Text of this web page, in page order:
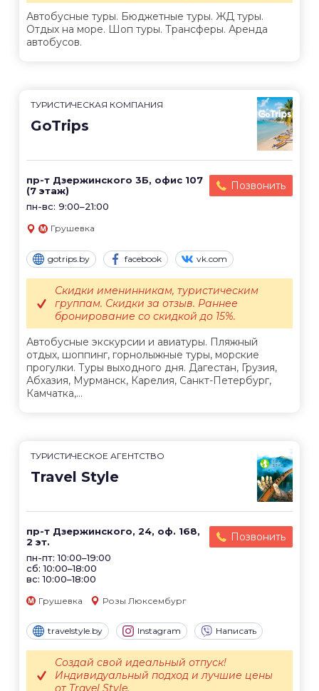
Автобусные туры. Бюджетные туры. ЖД туры.
Отдых на море. Шоп туры. Трансферы. Аренда
автобусов.
ТУРИСТИЧЕСКАЯ КОМПАНИЯ
GoTrips
пр-т Дзержинского 3Б, офис 107
(7 этаж)
пн-вс: 9:00–21:00
Позвонить
Грушевка
gotrips.by facebook vk.com
Автобусные экскурсии и авиатуры. Пляжный
отдых, шоппинг, горнолыжные туры, морские
прогулки. Туры выходного дня. Дагестан, Грузия,
Абхазия, Мурманск, Карелия, Санкт-Петербург,
Камчатка,...
Скидки именинникам, туристическим
группам. Скидки за отзыв. Раннее
бронирование со скидкой до 15%.
ТУРИСТИЧЕСКОЕ АГЕНТСТВО
Travel Style
пр-т Дзержинского, 24, оф. 168,
2 эт.
пн-пт: 10:00–19:00
сб: 10:00–18:00
вс: 10:00–18:00
Позвонить
Грушевка Розы Люксембург
travelstyle.by Instagram Написать
Создай свой идеальный отпуск!
Индивидуальный подход и лучшие цены
от Travel Style.